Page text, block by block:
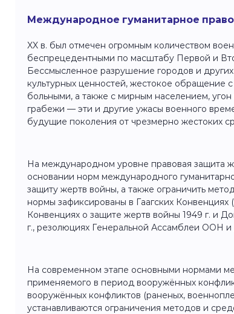
Международное гуманитарное право
XX в. был отмечен огромным количеством
беспрецедентными по масштабу Первой и
Бессмысленное разрушение городов и
культурных ценностей, жестокое обращение
больными, а также с мирным населением, угон
грабежи — эти и другие ужасы военного
будущие поколения от чрезмерно жестоких
На международном уровне правовая защита
основании норм международного
защиту жертв войны, а также ограничить
нормы зафиксированы в Гаагских Конвенциях
Конвенциях о защите жертв войны 1949 г. и
г., резолюциях Генеральной Ассамблеи ООН и
На современном этапе основными нормами
применяемого в период вооружённых
вооружённых конфликтов (раненых,
устанавливаются ограничения методов и